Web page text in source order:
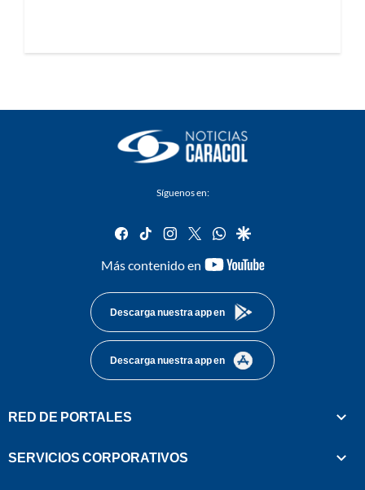
Síguenos en:
facebook
tiktok instagram
twitterwhatsapp
google
Más contenido en
youtube-
Descarga nuestra app en
Descarga nuestra app en
RED DE PORTALES
SERVICIOS CORPORATIVOS